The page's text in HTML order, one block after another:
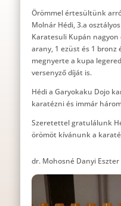
Örömmel értesültünk
Molnár Hédi, 3.a
Karatesuli Kupán
arany, 1 ezüst és 1
megnyerte a kupa
versenyző díját is.
Hédi a Garyokaku Dojo
karatézni és immár
Szeretettel gratulálunk
örömöt kívánunk a
dr. Mohosné Danyi Eszter